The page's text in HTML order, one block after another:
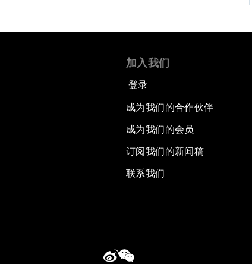
加入我们
登录
成为我们的合作伙伴
成为我们的会员
订阅我们的新闻稿
联系我们